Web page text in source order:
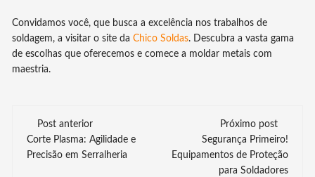
Convidamos você, que busca a excelência nos trabalhos de
soldagem, a visitar o site daChico Soldas. Descubra a vasta gama
de escolhas que oferecemos e comece a moldar metais com
maestria.
Navegação
de
Post anterior
Corte Plasma: Agilidade e
Precisão em Serralheria
Próximo post
Segurança Primeiro!
Equipamentos de Proteção
para Soldadores